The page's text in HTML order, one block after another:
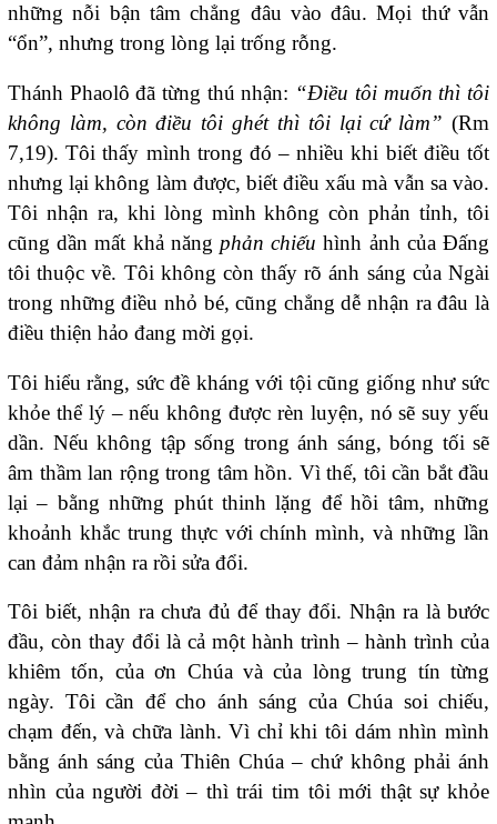
những nỗi bận tâm chẳng đâu vào đâu. Mọi thứ vẫn
“ổn”, nhưng trong lòng lại trống rỗng.
Thánh Phaolô đã từng thú nhận: “Điều tôi muốn thì tôi
không làm, còn điều tôi ghét thì tôi lại cứ làm” (Rm
7,19). Tôi thấy mình trong đó – nhiều khi biết điều tốt
nhưng lại không làm được, biết điều xấu mà vẫn sa vào.
Tôi nhận ra, khi lòng mình không còn phản tỉnh, tôi
cũng dần mất khả năng phản chiếu hình ảnh của Đấng
tôi thuộc về. Tôi không còn thấy rõ ánh sáng của Ngài
trong những điều nhỏ bé, cũng chẳng dễ nhận ra đâu là
điều thiện hảo đang mời gọi.
Tôi hiểu rằng, sức đề kháng với tội cũng giống như sức
khỏe thể lý – nếu không được rèn luyện, nó sẽ suy yếu
dần. Nếu không tập sống trong ánh sáng, bóng tối sẽ
âm thầm lan rộng trong tâm hồn. Vì thế, tôi cần bắt đầu
lại – bằng những phút thinh lặng để hồi tâm, những
khoảnh khắc trung thực với chính mình, và những lần
can đảm nhận ra rồi sửa đổi.
Tôi biết, nhận ra chưa đủ để thay đổi. Nhận ra là bước
đầu, còn thay đổi là cả một hành trình – hành trình của
khiêm tốn, của ơn Chúa và của lòng trung tín từng
ngày. Tôi cần để cho ánh sáng của Chúa soi chiếu,
chạm đến, và chữa lành. Vì chỉ khi tôi dám nhìn mình
bằng ánh sáng của Thiên Chúa – chứ không phải ánh
nhìn của người đời – thì trái tim tôi mới thật sự khỏe